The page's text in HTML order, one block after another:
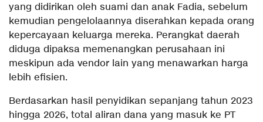
yang didirikan oleh suami dan anak Fadia, sebelum
kemudian pengelolaannya diserahkan kepada orang
kepercayaan keluarga mereka. Perangkat daerah
diduga dipaksa memenangkan perusahaan ini
meskipun ada vendor lain yang menawarkan harga
lebih efisien.
Berdasarkan hasil penyidikan sepanjang tahun 2023
hingga 2026, total aliran dana yang masuk ke PT